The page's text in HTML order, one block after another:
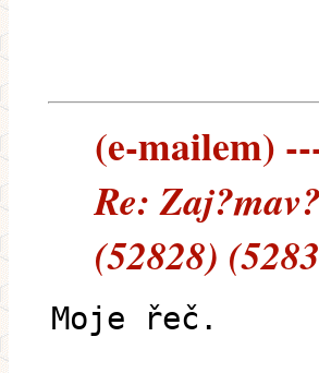
(e-mailem)
Re:
(52828)
Moje řeč.